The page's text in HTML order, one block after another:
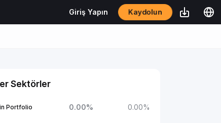
Giriş Yapın Kaydolun
Sektörler
Portfolio 0.00% 0.00%